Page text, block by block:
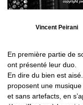
Vincent Peirani
En première partie de
ont présenté leur duo.
En dire du bien est
proposent une
et sans artefacts, en